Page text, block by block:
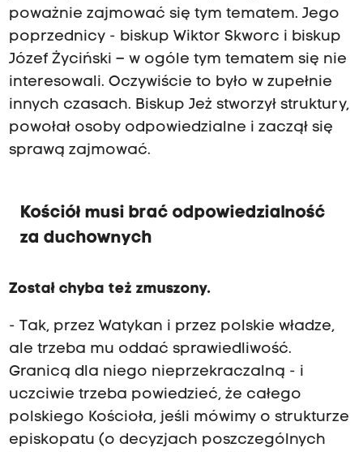
poważnie zajmować się tym tematem. Jego
poprzednicy - biskup Wiktor Skworc i biskup
Józef Życiński – w ogóle tym tematem się nie
interesowali. Oczywiście to było w zupełnie
innych czasach. Biskup Jeż stworzył struktury,
powołał osoby odpowiedzialne i zaczął się
sprawą zajmować.
Kościół musi brać odpowiedzialność
za duchownych
Został chyba też zmuszony.
- Tak, przez Watykan i przez polskie władze,
ale trzeba mu oddać sprawiedliwość.
Granicą dla niego nieprzekraczalną - i
uczciwie trzeba powiedzieć, że całego
polskiego Kościoła, jeśli mówimy o strukturze
episkopatu (o decyzjach poszczególnych